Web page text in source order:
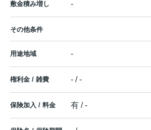
敷金積み増し -
その他条件
用途地域 -
権利金 / 雑費 - / -
保険加入 / 料金 有 / -